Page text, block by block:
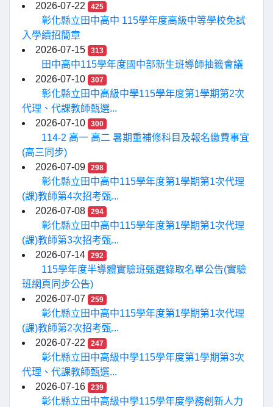
2026-07-22
425
彰化縣立田中高中 115學年度高級中等學校免試
入學續招簡章
2026-07-15
313
田中高中115學年度國中部新生班導師抽籤會議
2026-07-10
307
彰化縣立田中高級中學115學年度第1學期第2次
代理、代課教師甄選...
2026-07-10
300
114-2 高一 高二 暑期重補修科目及報名繳費事宜
(高三同步)
2026-07-09
298
彰化縣立田中高中115學年度第1學期第1次代理
(課)教師第4次招考甄...
2026-07-08
294
彰化縣立田中高中115學年度第1學期第1次代理
(課)教師第3次招考甄...
2026-07-14
292
115學年度半導體實驗班甄選錄取名單公告(實驗
班網頁同步公告)
2026-07-07
259
彰化縣立田中高中115學年度第1學期第1次代理
(課)教師第2次招考甄...
2026-07-22
247
彰化縣立田中高級中學115學年度第1學期第3次
代理、代課教師甄選...
2026-07-16
239
彰化縣立田中高級中學115學年度學務創新人力